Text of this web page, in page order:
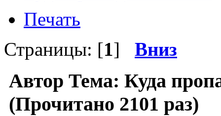
Печать
Страницы: [1] Вниз
Автор Тема: Куда
(Прочитано 2101 раз)